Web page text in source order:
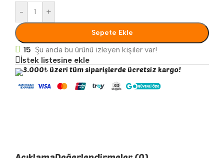
- +
Sepete Ekle
15 Şu anda bu ürünü izleyen kişiler var!
İstek listesine ekle
3.000₺ üzeri tüm siparişlerde ücretsiz kargo!